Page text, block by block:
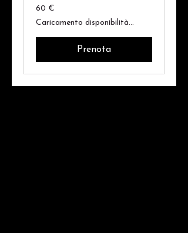
60
euro
60 €
Caricamento disponibilità...
Prenota